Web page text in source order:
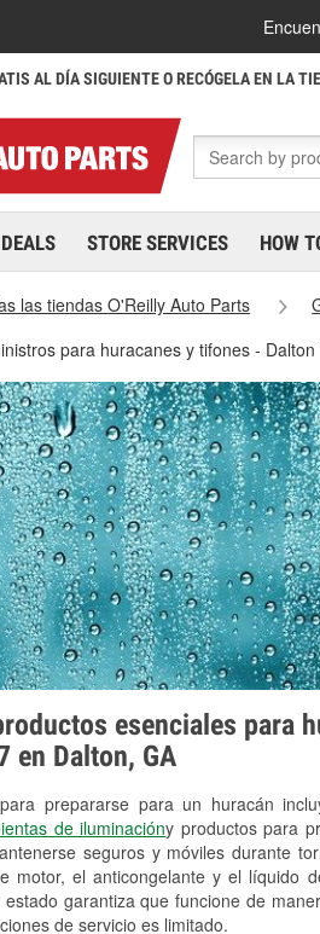
AL DÍA SIGUIENTE O RECÓGELA EN LA
DEALS STORE SERVICES HOW
las tiendas O'Reilly Auto Parts
para huracanes y tifones -
esenciales para
en Dalton, GA
prepararse para un huracán
de iluminacióny productos para
seguros y móviles durante
motor, el anticongelante y el líquido
garantiza que funcione de
de servicio es limitado.